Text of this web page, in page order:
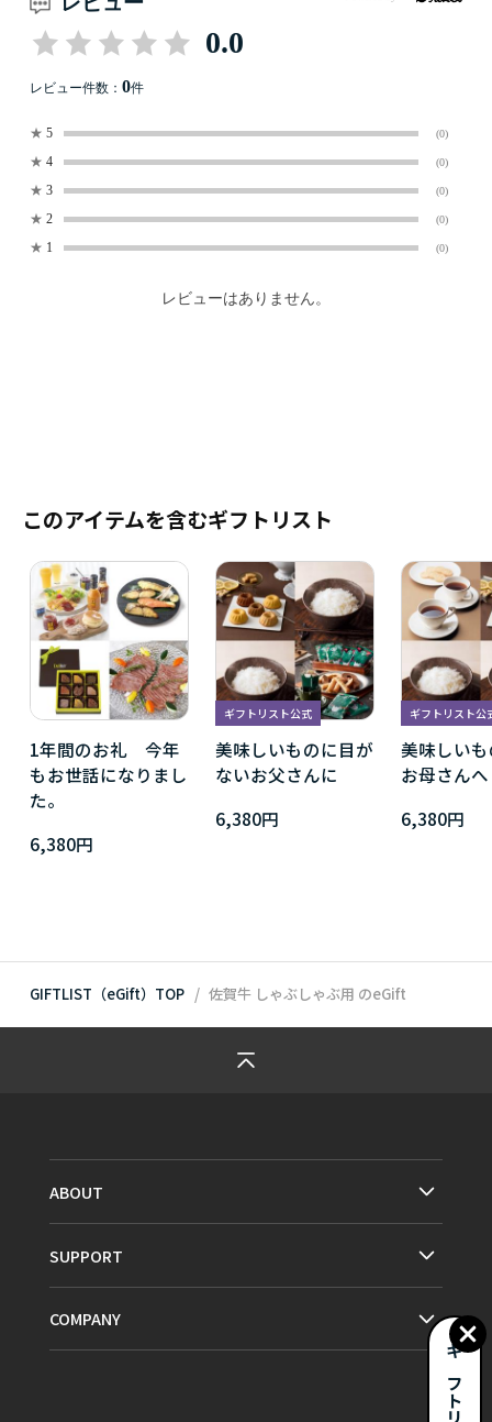
0.0
レビュー件数： 0件
★ 5 (0)
★ 4 (0)
★ 3 (0)
★ 2 (0)
★ 1 (0)
レビューはありません。
このアイテムを含むギフトリスト
1年間のお礼 今年
もお世話になりまし
た。
6,380円
ギフトリスト公式
美味しいものに目が
ないお父さんに
6,380円
ギフトリスト公
美味しい
お母さんへ
6,380円
GIFTLIST（eGift）TOP 佐賀牛 しゃぶしゃぶ用 のeGift
ABOUT
SUPPORT
COMPANY